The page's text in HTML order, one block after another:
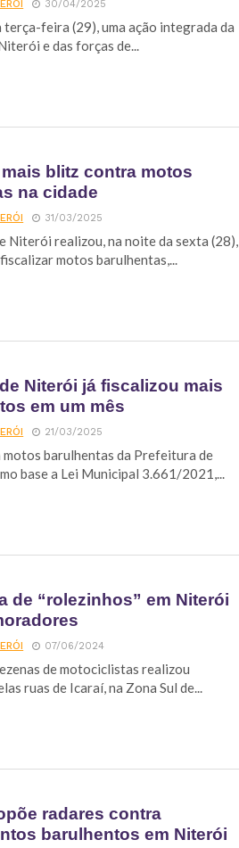
30/04/2025
terça-feira (29), uma ação integrada da
e das forças de...
blitz contra motos
na cidade
31/03/2025
Niterói realizou, na noite da sexta (28),
motos barulhentas,...
Niterói já fiscalizou mais
em um mês
21/03/2025
barulhentas da Prefeitura de
base a Lei Municipal 3.661/2021,...
de “rolezinhos” em Niterói
07/06/2024
de motociclistas realizou
ruas de Icaraí, na Zona Sul de...
radares contra
barulhentos em Niterói